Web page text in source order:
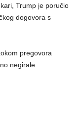
Trump je poručio
dogovora s
pregovora
negirale.